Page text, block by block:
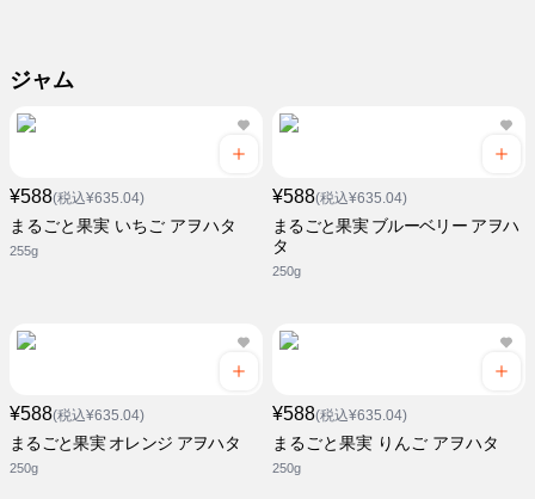
ジャム
¥588(税込¥635.04)
まるごと果実 いちご アヲハタ
255g
¥588(税込¥635.04)
まるごと果実 ブルーベリー アヲハ
タ
250g
¥588(税込¥635.04)
まるごと果実 オレンジ アヲハタ
250g
¥588(税込¥635.04)
まるごと果実 りんご アヲハタ
250g